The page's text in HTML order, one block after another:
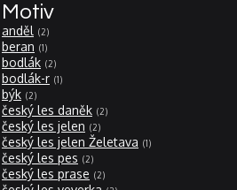
Motiv
anděl 2
beran 1
bodlák 2
bodlák-r 1
býk 2
český les daněk 2
český les jelen 2
český les jelen Želetava 1
český les pes 2
český les prase 2